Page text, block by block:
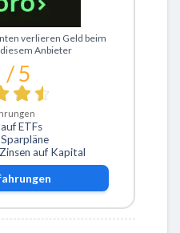
verlieren Geld beim
Anbieter
/ 5
ETFs
auf Kapital